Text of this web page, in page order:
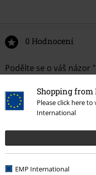
Shopping
Please click here
International
EMP International
0 Hodnocení
Podělte se o váš názor
Napsat hodnocení